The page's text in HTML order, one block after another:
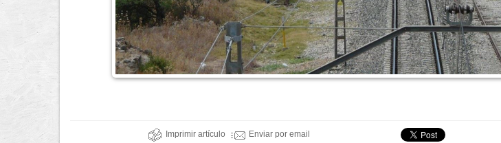
Imprimir artículo Enviar por email